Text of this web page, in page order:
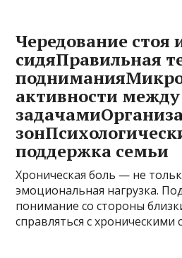
Чередование стоя
сидяПравильная
активности между
поддержка семьи
Хроническая боль — не
эмоциональная нагрузка.
понимание со стороны
справляться с хроническими